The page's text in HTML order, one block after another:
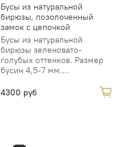
Бусы из натуральной
бирюзы, позолоченный
замок с цепочкой
Бусы из натуральной
бирюзы зеленовато-
голубых оттенков. Размер
бусин 4,5-7 мм....
4300 руб